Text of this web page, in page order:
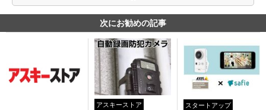
次にお勧めの記事
アスキーストア スタートアップ